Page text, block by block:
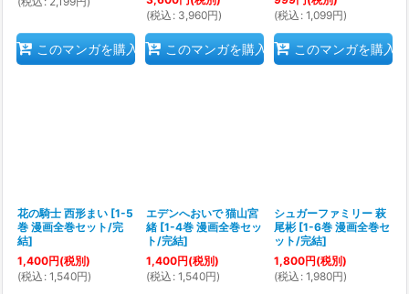
このマンガを購入
(税込 : 3,960円)
このマンガを購入
(税込 : 1,099円)
このマンガを購入
花の騎士 西形まい [1-5
巻 漫画全巻セット/完
結]
1,400円(税別)
(税込 : 1,540円)
エデンへおいで 猫山宮
緒 [1-4巻 漫画全巻セッ
ト/完結]
1,400円(税別)
(税込 : 1,540円)
シュガーファミリー 萩
尾彬 [1-6巻 漫画全巻セ
ット/完結]
1,800円(税別)
(税込 : 1,980円)